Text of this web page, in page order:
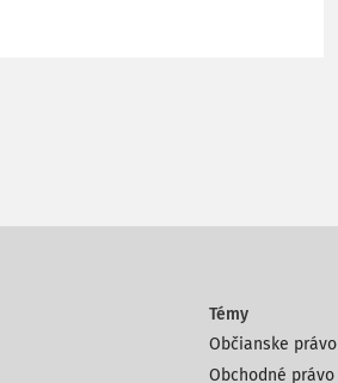
Témy
Občianske právo
Obchodné právo